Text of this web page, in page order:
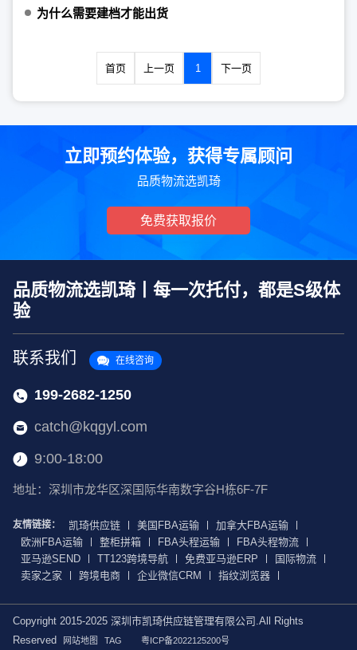
为什么需要建档才能出货
首页 上一页 1 下一页
立即预约体验，获得专属顾问
品质物流选凯琦
免费获取报价
品质物流选凯琦丨每一次托付，都是S级体
验
联系我们 在线咨询
199-2682-1250
catch@kqgyl.com
9:00-18:00
地址：深圳市龙华区深国际华南数字谷H栋6F-7F
友情链接： 凯琦供应链 美国FBA运输
加拿大FBA运输
欧洲FBA运输
整柜拼箱 FBA头程运输
FBA头程物流
亚马逊SEND
TT123跨境导航 免费亚马逊ERP
国际物流
卖家之家
跨境电商 企业微信CRM 指纹浏览器
Copyright 2015-2025 深圳市凯琦供应链管理有限公司.All Rights
Reserved
网站地图 TAG 粤ICP备2022125200号